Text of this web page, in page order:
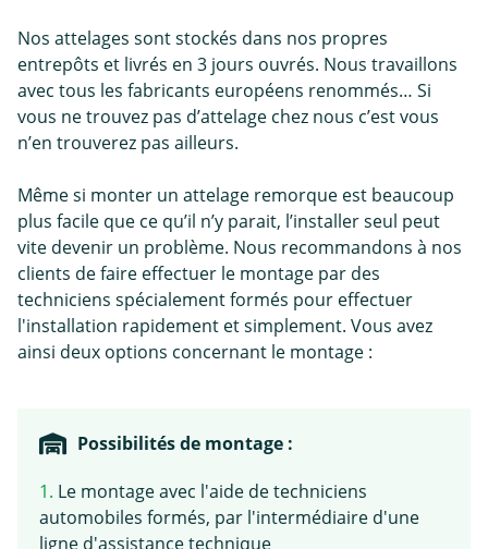
Nos attelages sont stockés dans nos propres
entrepôts et livrés en 3 jours ouvrés. Nous travaillons
avec tous les fabricants européens renommés… Si
vous ne trouvez pas d’attelage chez nous c’est vous
n’en trouverez pas ailleurs.
Même si monter un attelage remorque est beaucoup
plus facile que ce qu’il n’y parait, l’installer seul peut
vite devenir un problème. Nous recommandons à nos
clients de faire effectuer le montage par des
techniciens spécialement formés pour effectuer
l'installation rapidement et simplement. Vous avez
ainsi deux options concernant le montage :
Possibilités de montage :
1. Le montage avec l'aide de techniciens
automobiles formés, par l'intermédiaire d'une
ligne d'assistance technique